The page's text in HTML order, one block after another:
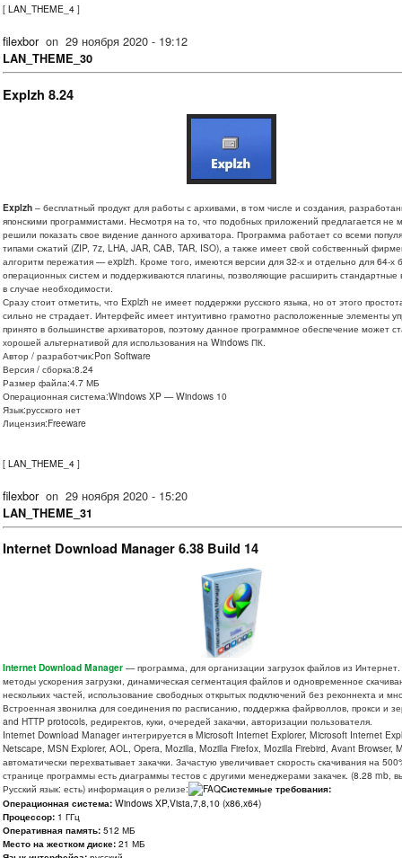
[ LAN_THEME_4 ]
filexboron 29 ноября 2020 - 19:12
LAN_THEME_30
Explzh 8.24
Explzh – бесплатный продукт для работы с архивами, в том числе и создания,
японскими программистами. Несмотря на то, что подобных приложений предлагается не
решили показать свое видение данного архиватора. Программа работает со всеми
типами сжатий (ZIP, 7z, LHA, JAR, CAB, TAR, ISO), а также имеет свой собственный
алгоритм пережатия — еxplzh. Кроме того, имеются версии для 32-х и отдельно для 64-х
операционных систем и поддерживаются плагины, позволяющие расширить стандартные
в случае необходимости.
Сразу стоит отметить, что Explzh не имеет поддержки русского языка, но от этого
сильно не страдает. Интерфейс имеет интуитивно грамотно расположенные элементы
принято в большинстве архиваторов, поэтому данное программное обеспечение может
хорошей альтернативой для использования на Windows ПК.
Автор / разработчик:Pon Software
Версия / сборка:8.24
Размер файла:4.7 МБ
Операционная система:Windows XP — Windows 10
Язык:русского нет
Лицензия:Freeware
[ LAN_THEME_4 ]
filexboron 29 ноября 2020 - 15:20
LAN_THEME_31
Internet Download Manager 6.38 Build 14
Internet Download Manager — программа, для организации загрузок файлов из
методы ускорения загрузки, динамическая сегментация файлов и одновременное
нескольких частей, использование свободных открытых подключений без реконнекта и
Встроенная звонилка для соединения по расписанию, поддержка файрволлов, прокси и
and HTTP protocols, редиректов, куки, очередей закачки, авторизации пользователя.
Internet Download Manager интегрируется в Microsoft Internet Explorer, Microsoft Internet
Netscape, MSN Explorer, AOL, Opera, Mozilla, Mozilla Firefox, Mozilla Firebird, Avant Browser,
автоматически перехватывает закачки. Зачастую увеличивает скорость скачивания на
странице программы есть диаграммы тестов с другими менеджерами закачек. (8.28 mb,
Русский язык: есть) информация о релизе:
Системные требования:
Операционная система: Windows XP,Vista,7,8,10 (x86,x64)
Процессор: 1 ГГц
Оперативная память: 512 МБ
Место на жестком диске: 21 МБ